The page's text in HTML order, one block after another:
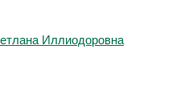
Иллиодоровна